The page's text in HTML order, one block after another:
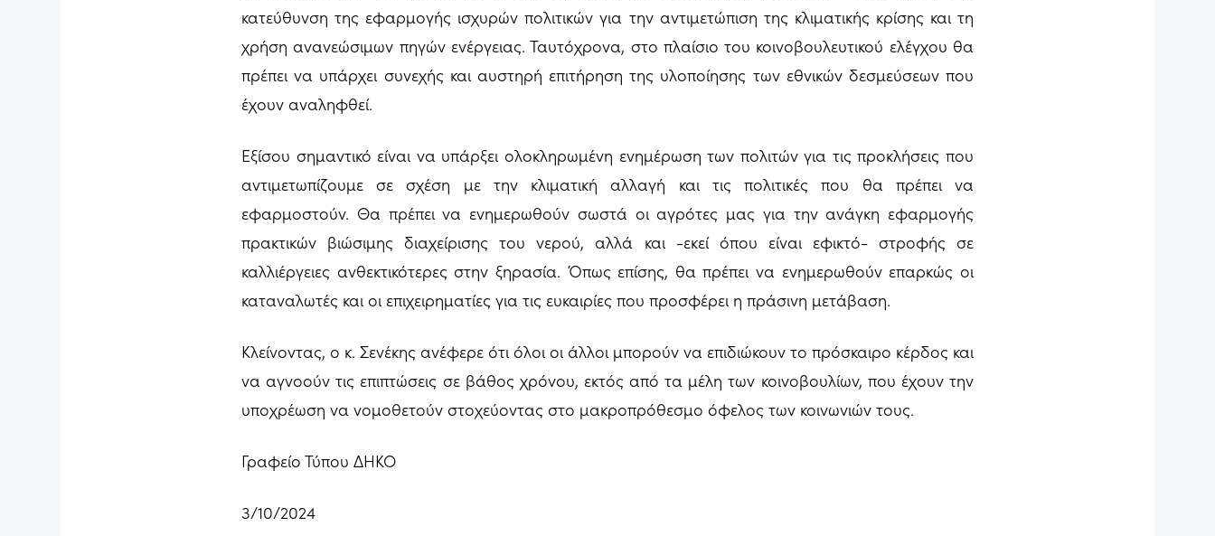
κατεύθυνση της εφαρμογής ισχυρών πολιτικών για την αντιμετώπιση της κλιματικής κρίσης και τη
χρήση ανανεώσιμων πηγών ενέργειας. Ταυτόχρονα, στο πλαίσιο του κοινοβουλευτικού ελέγχου θα
πρέπει να υπάρχει συνεχής και αυστηρή επιτήρηση της υλοποίησης των εθνικών δεσμεύσεων που
έχουν αναληφθεί.
Εξίσου σημαντικό είναι να υπάρξει ολοκληρωμένη ενημέρωση των πολιτών για τις προκλήσεις που
αντιμετωπίζουμε σε σχέση με την κλιματική αλλαγή και τις πολιτικές που θα πρέπει να
εφαρμοστούν. Θα πρέπει να ενημερωθούν σωστά οι αγρότες μας για την ανάγκη εφαρμογής
πρακτικών βιώσιμης διαχείρισης του νερού, αλλά και -εκεί όπου είναι εφικτό- στροφής σε
καλλιέργειες ανθεκτικότερες στην ξηρασία. Όπως επίσης, θα πρέπει να ενημερωθούν επαρκώς οι
καταναλωτές και οι επιχειρηματίες για τις ευκαιρίες που προσφέρει η πράσινη μετάβαση.
Κλείνοντας, ο κ. Σενέκης ανέφερε ότι όλοι οι άλλοι μπορούν να επιδιώκουν το πρόσκαιρο κέρδος και
να αγνοούν τις επιπτώσεις σε βάθος χρόνου, εκτός από τα μέλη των κοινοβουλίων, που έχουν την
υποχρέωση να νομοθετούν στοχεύοντας στο μακροπρόθεσμο όφελος των κοινωνιών τους.
Γραφείο Τύπου ΔΗΚΟ
3/10/2024